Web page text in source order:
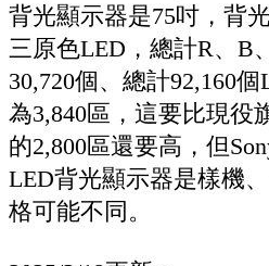
背光顯示器是75吋，背
三原色LED，總計R、B
30,720個、總計92,160
為3,840區，這要比現役
的2,800區還要高，但
LED背光顯示器是樣機
格可能不同。